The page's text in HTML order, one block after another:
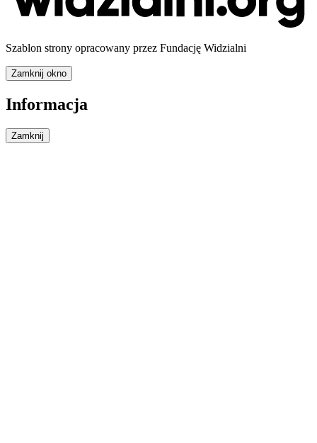
Szablon strony opracowany przez Fundację Widzialni
Zamknij okno
Informacja
Zamknij